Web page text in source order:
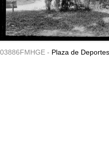
03886FMHGE - Plaza de